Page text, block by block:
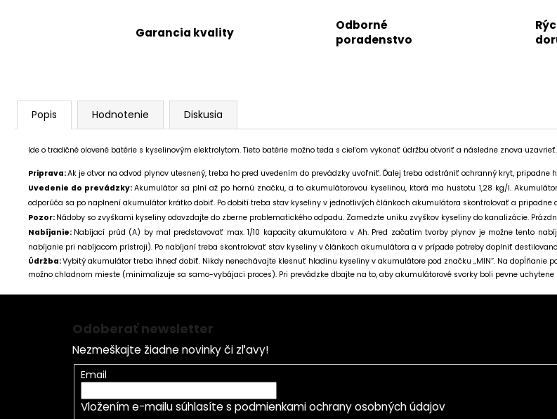
Garancia kvality
Odborné
poradenstvo
Popis Hodnotenie Diskusia
Ide o tradičné olovené batérie s kyselinovým elektrolytom. Tieto batérie možno teda s cieľom vykonať údržbu otvoriť a následne znova
Priprava:Ak je otvor na odvod plynov utesnený, treba ho pred uvedením do prevádzky uvoľniť. Ďalej treba odstrániť ochranný kryt,
Uvedenie do prevádzky:Akumulátor sa plní až po hornú značku, a to akumulátorovou kyselinou, ktorá ma hustotu 1,28 kg/l.
odporúča sa po naplnení akumulátor krátko dobiť. Po dobití treba stav kyseliny v jednotlivých článkoch akumulátora skontrolovať a pripadne
Pozor: Nádoby so zvyškami kyseliny odovzdajte do zberne problematického odpadu. Zamedzte uniku zvyškov kyseliny do kanalizácie.
Nabíjanie: Nabíjací prúd (A) by mal predstavovať max. 1/10 kapacity akumulátora v Ah. Pred začatím tvorby plynov je možne tento
nabíjanie pri nabíjacom prístroji). Po nabíjaní treba skontrolovať stav kyseliny v článkoch akumulátora a v prípade potreby doplniť
Údržba:Vybitý akumulátor treba ihneď dobiť. Nikdy nenechávajte klesnuť hladinu kyseliny v akumulátore pod značku „MIN“. Na
možno chladnom mieste (minimalizuje sa samo-vybájaci proces). Pri prevádzke dbajte na to, aby akumulátorové svorky boli pevne
Z
Odoberať newsletter
Nezmeškajte žiadne novinky či zľavy!
Email
Vložením e-mailu súhlasíte s podmienkami ochrany osobných údajov